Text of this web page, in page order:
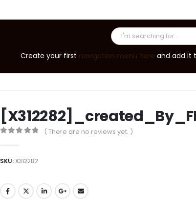
Create your first navigation menu here and add it
( There are no reviews yet. )
SKU:X312282